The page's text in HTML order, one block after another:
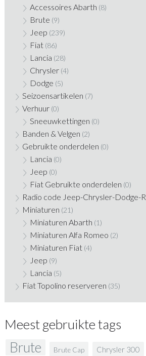
Accessoires Abarth (8)
Brute (9)
Jeep (239)
Fiat (86)
Lancia (28)
Chrysler (4)
Dodge (5)
Seizoensartikelen (7)
Verhuur (0)
Sneeuwkettingen (0)
Banden & Velgen (2)
Gebruikte onderdelen (0)
Lancia (0)
Jeep (0)
Fiat Gebruikte onderdelen (0)
Radio code Jeep-Chrysler-Dodge-
Miniaturen (21)
Miniaturen Abarth (1)
Miniaturen Alfa Romeo (2)
Miniaturen Fiat (4)
Jeep (9)
Lancia (5)
Fiat Topolino reserveren (35)
Meest gebruikte tags
Brute Brute Cap Chrysler 300